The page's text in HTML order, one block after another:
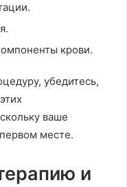
крови.
убедитесь,
ваше
месте.
и